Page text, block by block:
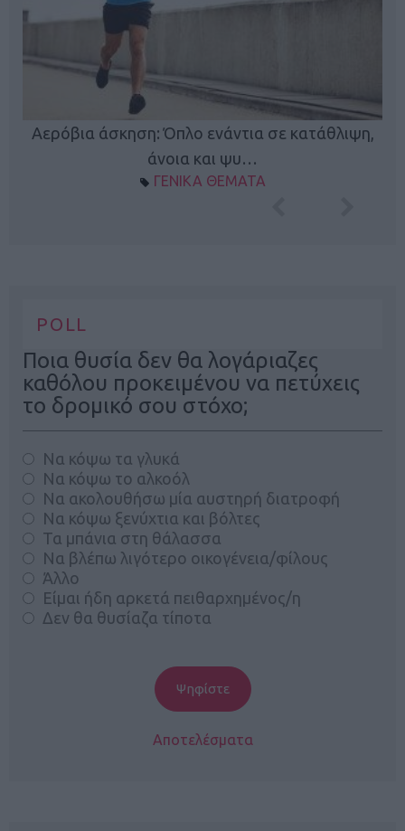
Αερόβια άσκηση: Όπλο ενάντια σε κατάθλιψη,
άνοια και ψυ…
ΓΕΝΙΚΑ ΘΕΜΑΤΑ
POLL
Ποια θυσία δεν θα λογάριαζες
καθόλου προκειμένου να πετύχεις
το δρομικό σου στόχο;
Να κόψω τα γλυκά
Να κόψω το αλκοόλ
Να ακολουθήσω μία αυστηρή διατροφή
Να κόψω ξενύχτια και βόλτες
Τα μπάνια στη θάλασσα
Να βλέπω λιγότερο οικογένεια/φίλους
Άλλο
Είμαι ήδη αρκετά πειθαρχημένος/η
Δεν θα θυσίαζα τίποτα
Αποτελέσματα